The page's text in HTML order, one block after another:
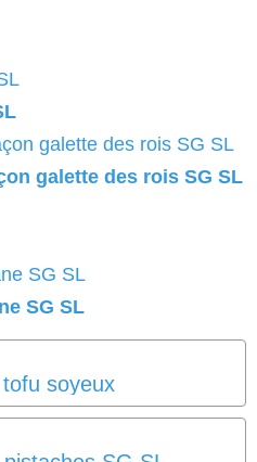
galette des rois SG SL
SG SL
soyeux